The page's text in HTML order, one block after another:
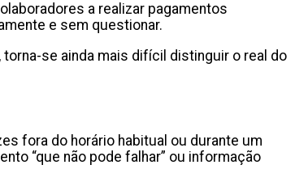
a realizar pagamentos
e sem questionar.
se ainda mais difícil distinguir o real do
fora do horário habitual ou durante um
“que não pode falhar” ou informação